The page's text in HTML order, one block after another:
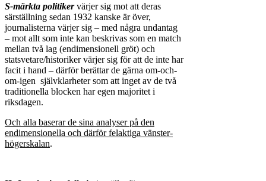
S-märkta politikervärjer sig mot att deras
särställning sedan 1932 kanske är över,
journalisterna värjer sig – med några undantag
– mot allt som inte kan beskrivas som en match
mellan två lag (endimensionell gröt) och
statsve­tare/historiker värjer sig för att de inte har
facit i hand – därför berättar de gärna om-och-
om-igen självklarheter som att inget av de två
traditionella blocken har egen majoritet i
riksdagen.
Och alla baserar de sina analyser på den
endimensionella och därför felaktiga vänster-
högerskalan.